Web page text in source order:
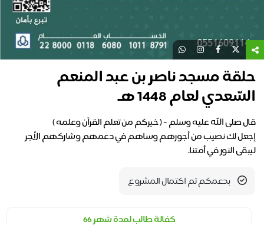
حلقة مسجد ناصر بن عبد المنعم
السّعدي لعام 1448 هـ
إجعل لك نصيب من أجورهم وساهم في دعمهم وشاركهم الأجر
ليبقى النور في أمتنا.
بدعمكم تم اكتمال المشروع
كفالة طالب لمدة شهر 66